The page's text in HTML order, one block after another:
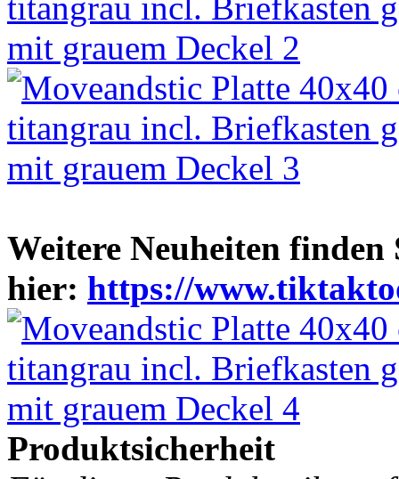
Weitere Neuheiten finden
hier: https://
Produktsicherheit